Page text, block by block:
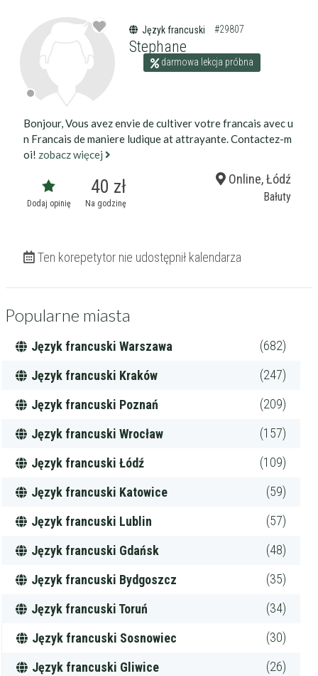
Język francuski #29807
Stephane
darmowa lekcja próbna
Bonjour, Vous avez envie de cultiver votre francais avec u
n Francais de maniere ludique at attrayante. Contactez-m
oi! zobacz więcej
Dodaj opinię
40 zł
Na godzinę
Online, Łódź
Bałuty
Ten korepetytor nie udostępnił kalendarza
Popularne miasta
Język francuski Warszawa (682)
Język francuski Kraków (247)
Język francuski Poznań (209)
Język francuski Wrocław (157)
Język francuski Łódź (109)
Język francuski Katowice (59)
Język francuski Lublin (57)
Język francuski Gdańsk (48)
Język francuski Bydgoszcz (35)
Język francuski Toruń (34)
Język francuski Sosnowiec (30)
Język francuski Gliwice (26)